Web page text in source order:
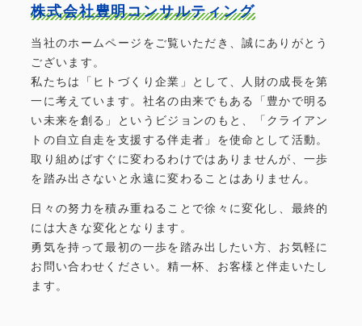
株式会社豊明コンサルティング
当社のホームページをご覧いただき、誠にありがとう
ございます。
私たちは「ヒトづくり企業」として、人財の成長を第
一に考えています。社名の由来でもある「豊かで明る
い未来を創る」というビジョンのもと、「クライアン
トの自立自走を支援する伴走者」を使命として活動。
取り組めばすぐに変わるわけではありませんが、一歩
を踏み出さないと永遠に変わることはありません。
日々の努力を積み重ねることで徐々に変化し、最終的
には大きな変化となります。
勇気を持って最初の一歩を踏み出したい方、お気軽に
お問い合わせください。精一杯、お客様と伴走いたし
ます。